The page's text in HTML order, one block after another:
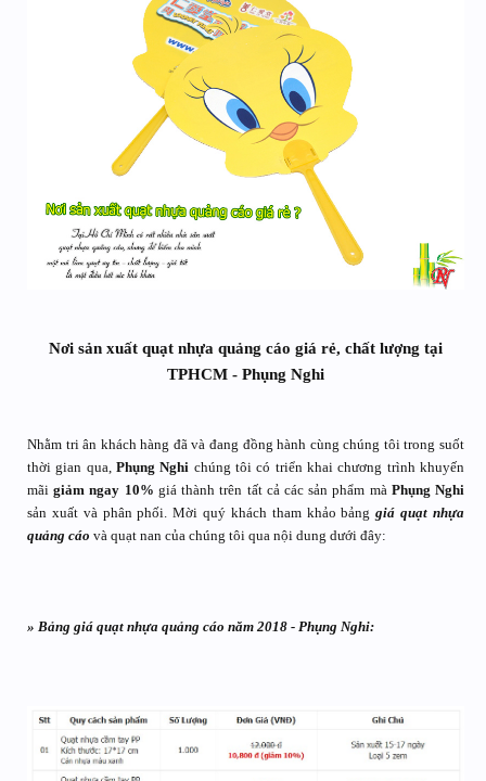
Nơi sản xuất quạt nhựa quảng cáo giá rẻ, chất lượng tại
TPHCM - Phụng Nghi
Nhằm tri ân khách hàng đã và đang đồng hành cùng chúng tôi trong suốt
thời gian qua, Phụng Nghi chúng tôi có triển khai chương trình khuyến
mãigiảm ngay 10% giá thành trên tất cả các sản phẩm mà Phụng Nghi
sản xuất và phân phối. Mời quý khách tham khảo bảnggiá quạt nhựa
quảng cáo và quạt nan của chúng tôi qua nội dung dưới đây:
» Bảng giá quạt nhựa quảng cáo năm 2018 - Phụng Nghi: